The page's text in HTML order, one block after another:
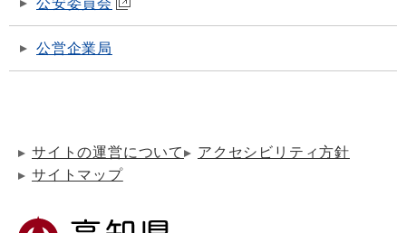
公安委員会
公営企業局
サイトの運営について
アクセシビリティ方針
サイトマップ